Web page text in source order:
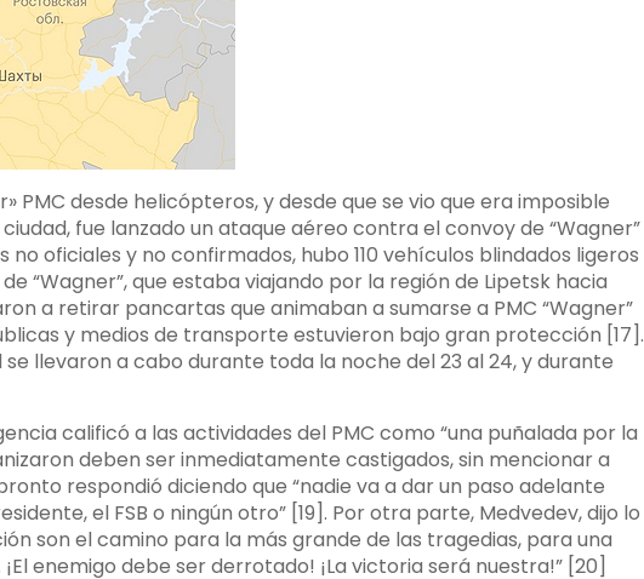
PMC desde helicópteros, y desde que se vio que era imposible
fue lanzado un ataque aéreo contra el convoy de “Wagner”
oficiales y no confirmados, hubo 110 vehículos blindados ligeros
“Wagner”, que estaba viajando por la región de Lipetsk hacia
a retirar pancartas que animaban a sumarse a PMC “Wagner”
y medios de transporte estuvieron bajo gran protección [17].
llevaron a cabo durante toda la noche del 23 al 24, y durante
calificó a las actividades del PMC como “una puñalada por la
deben ser inmediatamente castigados, sin mencionar a
respondió diciendo que “nadie va a dar un paso adelante
el FSB o ningún otro” [19]. Por otra parte, Medvedev, dijo lo
son el camino para la más grande de las tragedias, para una
enemigo debe ser derrotado! ¡La victoria será nuestra!” [20]